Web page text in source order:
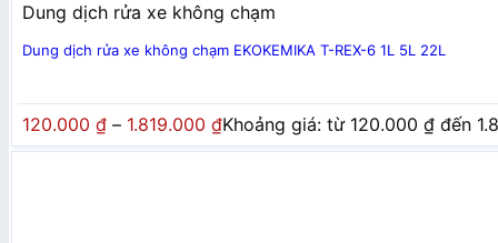
Dung dịch rửa xe không chạm
Dung dịch rửa xe không chạm EKOKEMIKA T-REX-6 1L 5L 22L
120.000 ₫ – 1.819.000 ₫Khoảng giá: từ 120.000 ₫ đến